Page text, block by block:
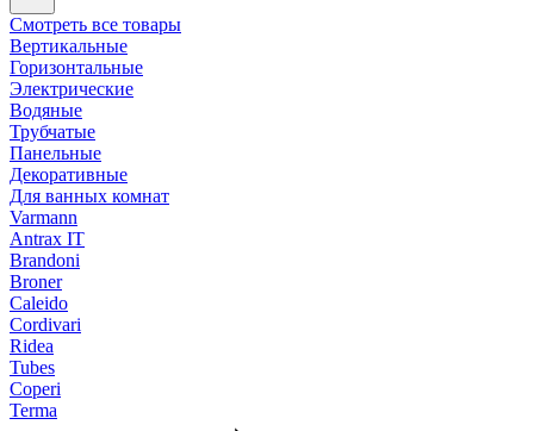
Смотреть все товары
Вертикальные
Горизонтальные
Электрические
Водяные
Трубчатые
Панельные
Декоративные
Для ванных комнат
Varmann
Antrax IT
Brandoni
Broner
Caleido
Cordivari
Ridea
Tubes
Coperi
Terma